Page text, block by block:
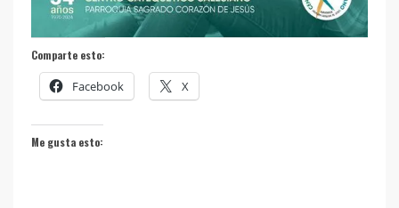
Comparte esto:
Facebook X
Me gusta esto: